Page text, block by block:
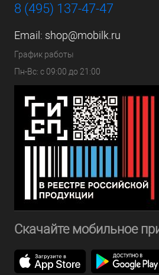
8 (495) 137-47-47
Email: shop@mobilk.ru
График работы
Пн-Вс: с 09:00 до 21:00
Скачайте мобильное